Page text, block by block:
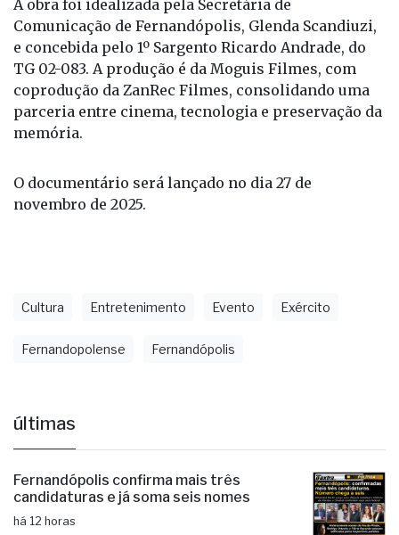
A obra foi idealizada pela Secretária de
Comunicação de Fernandópolis, Glenda Scandiuzi,
e concebida pelo 1º Sargento Ricardo Andrade, do
TG 02-083. A produção é da Moguis Filmes, com
coprodução da ZanRec Filmes, consolidando uma
parceria entre cinema, tecnologia e preservação da
memória.
O documentário será lançado no dia 27 de
novembro de 2025.
Cultura Entretenimento Evento Exército
Fernandopolense Fernandópolis
últimas
Fernandópolis confirma mais três
candidaturas e já soma seis nomes
há 12 horas